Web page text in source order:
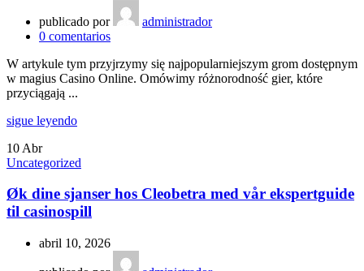
publicado por
administrador
0 comentarios
W artykule tym przyjrzymy się najpopularniejszym grom dostępnym
w magius Casino Online. Omówimy różnorodność gier, które
przyciągają ...
sigue leyendo
10 Abr
Uncategorized
Øk dine sjanser hos Cleobetra med vår ekspertguide
til casinospill
abril 10, 2026